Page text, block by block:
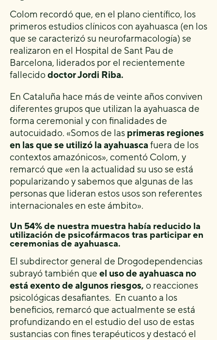
Colom recordó que, en el plano científico, los
primeros estudios clínicos con ayahuasca (en los
que se caracterizó su neurofarmacología) se
realizaron en el Hospital de Sant Pau de
Barcelona, ​​liderados por el recientemente
fallecidodoctor Jordi Riba.
En Cataluña hace más de veinte años conviven
diferentes grupos que utilizan la ayahuasca de
forma ceremonial y con finalidades de
autocuidado. «Somos de las primeras regiones
en las que se utilizó la ayahuascafuera de los
contextos amazónicos», comentó Colom, y
remarcó que «en la actualidad su uso se está
popularizando y sabemos que algunas de las
personas que lideran estos usos son referentes
internacionales en este ámbito».
Un 54% de nuestra muestra había reducido la
utilización de psicofármacos tras participar en
ceremonias de ayahuasca.
El subdirector general de Drogodependencias
subrayó también que el uso de ayahuasca no
está exento de algunos riesgos, o reacciones
psicológicas desafiantes. En cuanto a los
beneficios, remarcó que actualmente se está
profundizando en el estudio del uso de estas
sustancias con fines terapéuticos y destacó el